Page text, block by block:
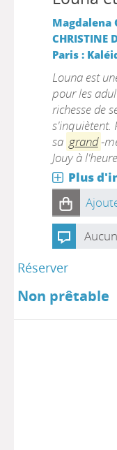
Magdalena
CHRISTINE
Paris :
Louna est
pour les
richesse de
s'inquiètent.
sa grand-
Jouy à
Plus
Réserver
Non prêtable